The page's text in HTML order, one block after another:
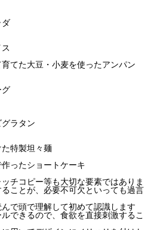
ダ
てた大豆・小麦を使ったアンパン
グ
ラタン
特製坦々麺
ったショートケーキ
チコピー等も大切な要素ではありま
ことが、必要不可欠といっても過言
で頭で理解して初めて認識します
できるので、食欲を直接刺激するこ